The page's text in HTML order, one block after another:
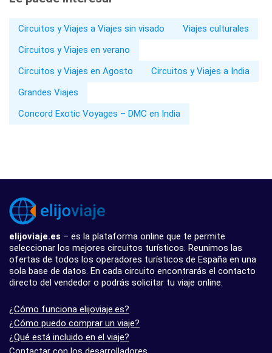
Circuitos y Viajes a Viajes sin visado
Viajes culturales
Circuitos y Viajes en verano
Circuitos y Viajes en Agosto
Circuitos y Viajes a India
Grandes Viajes
Concord Exotic Voyages – DMC en India
elijoviaje.es – es la plataforma online que te permite
seleccionar los mejores circuitos turísticos. Reunimos las
ofertas de todos los operadores turísticos de España en una
sola base de datos. En cada circuito encontrarás el contacto
directo del vendedor o podrás solicitar tu viaje online.
¿Cómo funciona elijoviaje.es?
¿Cómo puedo comprar un viaje?
¿Qué está incluido en el viaje?